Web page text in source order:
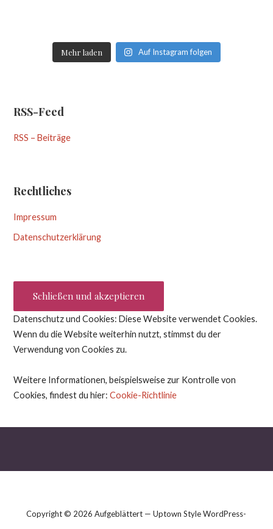
Mehr laden Auf Instagram folgen
RSS-Feed
RSS – Beiträge
Rechtliches
Impressum
Datenschutzerklärung
Datenschutz und Cookies: Diese Website verwendet Cookies.
Wenn du die Website weiterhin nutzt, stimmst du der
Verwendung von Cookies zu.
Weitere Informationen, beispielsweise zur Kontrolle von
Cookies, findest du hier:Cookie-Richtlinie
Copyright © 2026 Aufgeblättert — Uptown Style WordPress-